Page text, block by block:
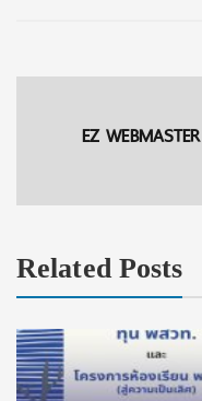
EZ WEBMASTER
Related Posts